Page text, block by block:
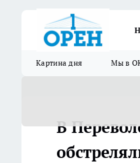
Картина дня Мы в
В